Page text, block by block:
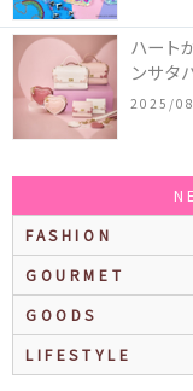
ハート
ンサタ
い
2025/
FASHION
GOURMET
GOODS
LIFESTYLE